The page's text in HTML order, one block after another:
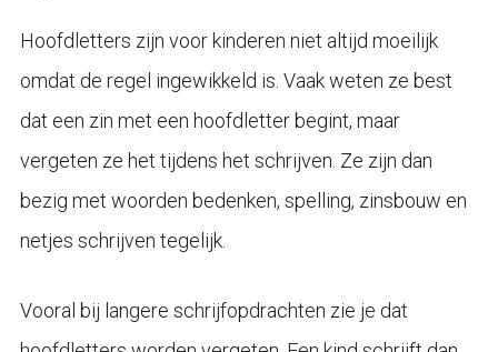
Hoofdletters zijn voor kinderen niet altijd moeilijk
omdat de regel ingewikkeld is. Vaak weten ze best
dat een zin met een hoofdletter begint, maar
vergeten ze het tijdens het schrijven. Ze zijn dan
bezig met woorden bedenken, spelling, zinsbouw en
netjes schrijven tegelijk.
Vooral bij langere schrijfopdrachten zie je dat